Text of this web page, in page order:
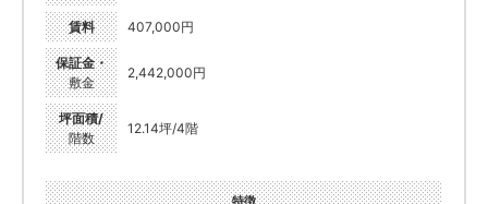
賃料 407,000円
保証金・
敷金
2,442,000円
坪面積/
階数
12.14坪/4階
特徴